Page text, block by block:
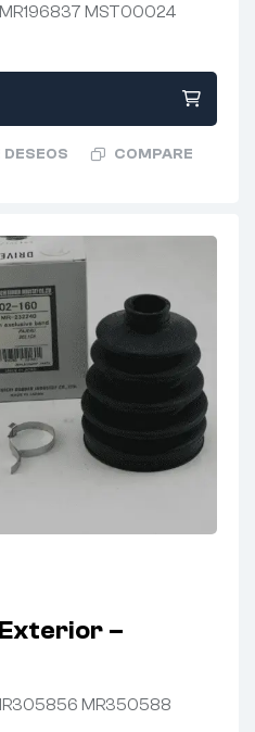
MST00024
COMPARE
–
MR350588